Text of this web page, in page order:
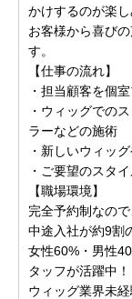
かけするのが楽し
お客様から喜び
す。
【仕事の流れ】
・担当顧客を個
・ウィッグでの
ラーなどの施術
・新しいウィッ
・ご要望のスタ
【職場環境】
完全予約制なの
中途入社が約9割
女性60%・男性
タッフが活躍中！
ウィッグ業界未